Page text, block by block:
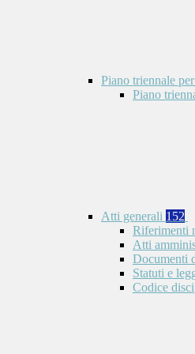
Piano triennale
Piano
Atti generali 152
Riferimenti
Atti
Documenti
Statuti e
Codice